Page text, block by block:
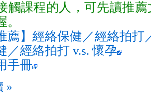
觸課程的人，可先讀推
薦】經絡保健／經絡拍
／經絡拍打 v.s. 懷孕
手冊
»